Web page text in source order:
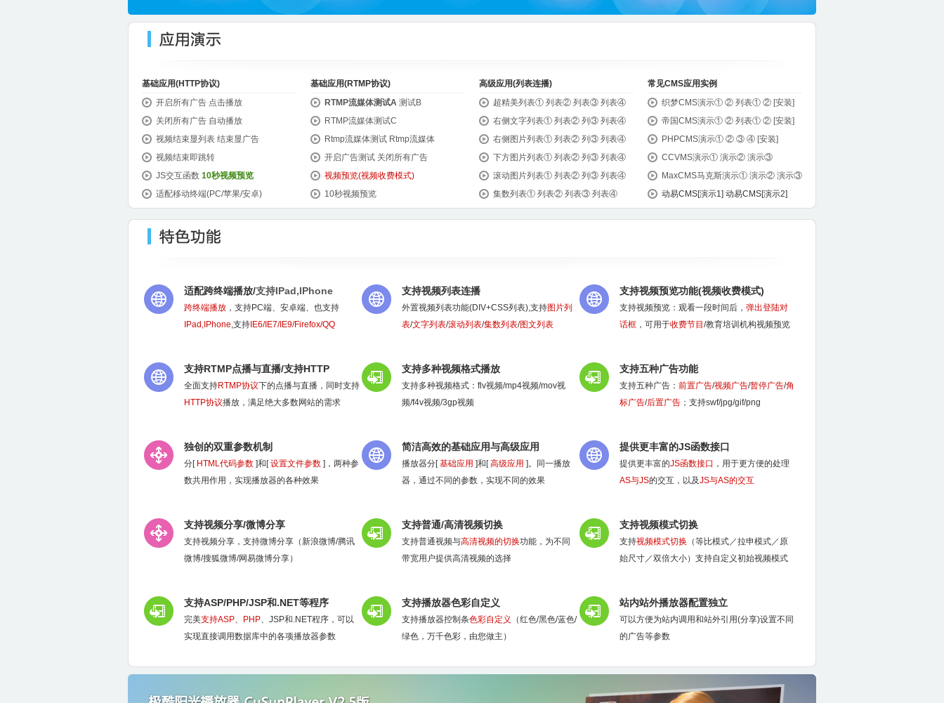
基础应用(HTTP协议)
开启所有广告 点击播放
关闭所有广告 自动播放
视频结束显列表 结束显广告
视频结束即跳转
JS交互函数 10秒视频预览
适配移动终端(PC/苹果/安卓)
基础应用(RTMP协议)
RTMP流媒体测试A 测试B
RTMP流媒体测试C
Rtmp流媒体测试 Rtmp流媒体
开启广告测试 关闭所有广告
视频预览(视频收费模式)
10秒视频预览
高级应用(列表连播)
超精美列表① 列表② 列表③ 列表④
右侧文字列表① 列表② 列③ 列表④
右侧图片列表① 列表② 列③ 列表④
下方图片列表① 列表② 列③ 列表④
滚动图片列表① 列表② 列③ 列表④
集数列表① 列表② 列表③ 列表④
常见CMS应用实例
织梦CMS演示① ② 列表① ② [安装]
帝国CMS演示① ② 列表① ② [安装]
PHPCMS演示① ② ③ ④ [安装]
CCVMS演示① 演示② 演示③
MaxCMS马克斯演示① 演示② 演示③
动易CMS[演示1] 动易CMS[演示2]
适配跨终端播放/支持IPad,IPhone
跨终端播放 ，支持PC端、安卓端、也支持
IPad,IPhone,支持 IE6/IE7/IE9/Firefox/QQ
支持视频列表连播
外置视频列表功能(DIV+CSS列表),支持图片列
表/文字列表/滚动列表/集数列表/图文列表
支持视频预览功能(视频收费模式)
支持视频预览：观看一段时间后， 弹出登陆对
话框 ，可用于收费节目 /教育培训机构视频预览
支持RTMP点播与直播/支持HTTP
全面支持RTMP协议下的点播与直播，同时支持
HTTP协议播放，满足绝大多数网站的需求
支持多种视频格式播放
支持多种视频格式：flv视频/mp4视频/mov视
频/f4v视频/3gp视频
支持五种广告功能
支持五种广告： 前置广告/视频广告/暂停广告/角
标广告/后置广告 ；支持swf/jpg/gif/png
独创的双重参数机制
分[ HTML代码参数 ]和[设置文件参数 ]，两种参
数共用作用，实现播放器的各种效果
简洁高效的基础应用与高级应用
播放器分[基础应用 ]和[高级应用 ]。同一播放
器，通过不同的参数，实现不同的效果
提供更丰富的JS函数接口
提供更丰富的JS函数接口 ，用于更方便的处理
AS与JS的交互，以及JS与AS的交互
支持视频分享/微博分享
支持视频分享，支持微博分享（新浪微博/腾讯
微博/搜狐微博/网易微博分享）
支持普通/高清视频切换
支持普通视频与高清视频的切换功能，为不同
带宽用户提供高清视频的选择
支持视频模式切换
支持视频模式切换 （等比模式／拉申模式／原
始尺寸／双倍大小）支持自定义初始视频模式
支持ASP/PHP/JSP和.NET等程序
完美支持ASP、 PHP、JSP和.NET程序，可以
实现直接调用数据库中的各项播放器参数
支持播放器色彩自定义
支持播放器控制条色彩自定义
（红色/黑色/蓝色/
绿色，万千色彩，由您做主）
站内站外播放器配置独立
可以方便为站内调用和站外引用(分享)设置不同
的广告等参数